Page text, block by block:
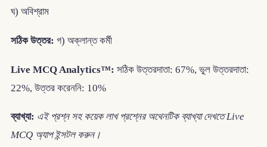
ঘ) অবিশ্রাম
সঠিক উত্তর: গ) অক্লান্ত কর্মী
Live MCQ Analytics™: সঠিক উত্তরদাতা: 67%, ভুল উত্তরদাতা:
22%, উত্তর করেননি: 10%
ব্যাখ্যা: এই প্রশ্ন সহ কয়েক লাখ প্রশ্নের অথেনটিক ব্যাখ্যা দেখতে Live
MCQ অ্যাপ ইন্সটল করুন।